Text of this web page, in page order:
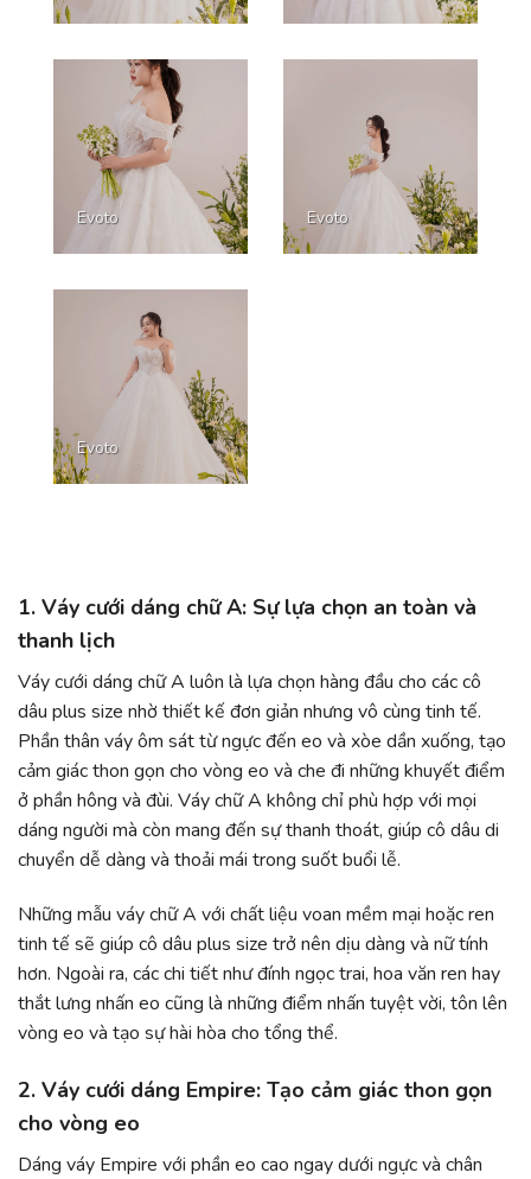
Evoto Evoto
Evoto
1. Váy cưới dáng chữ A: Sự lựa chọn an toàn và
thanh lịch
Váy cưới dáng chữ A luôn là lựa chọn hàng đầu cho các cô
dâu plus size nhờ thiết kế đơn giản nhưng vô cùng tinh tế.
Phần thân váy ôm sát từ ngực đến eo và xòe dần xuống, tạo
cảm giác thon gọn cho vòng eo và che đi những khuyết điểm
ở phần hông và đùi. Váy chữ A không chỉ phù hợp với mọi
dáng người mà còn mang đến sự thanh thoát, giúp cô dâu di
chuyển dễ dàng và thoải mái trong suốt buổi lễ.
Những mẫu váy chữ A với chất liệu voan mềm mại hoặc ren
tinh tế sẽ giúp cô dâu plus size trở nên dịu dàng và nữ tính
hơn. Ngoài ra, các chi tiết như đính ngọc trai, hoa văn ren hay
thắt lưng nhấn eo cũng là những điểm nhấn tuyệt vời, tôn lên
vòng eo và tạo sự hài hòa cho tổng thể.
2. Váy cưới dáng Empire: Tạo cảm giác thon gọn
cho vòng eo
Dáng váy Empire với phần eo cao ngay dưới ngực và chân